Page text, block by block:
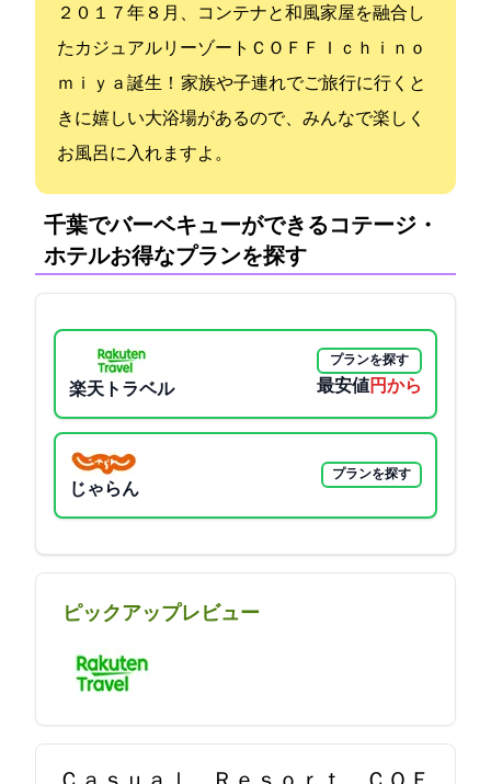
２０１７年８月、コンテナと和風家屋を融合し
たカジュアルリーゾートＣＯＦＦ Ｉｃｈｉｎｏ
ｍｉｙａ誕生！ 家族や子連れでご旅行に行くと
きに嬉しい大浴場があるので、みんなで楽しく
お風呂に入れますよ。
千葉でバーベキューができるコテージ・
ホテル:お得なプランを探す
楽天トラベル
プランを探す
最安値5400円から
じゃらん
プランを探す
ピックアップレビュー